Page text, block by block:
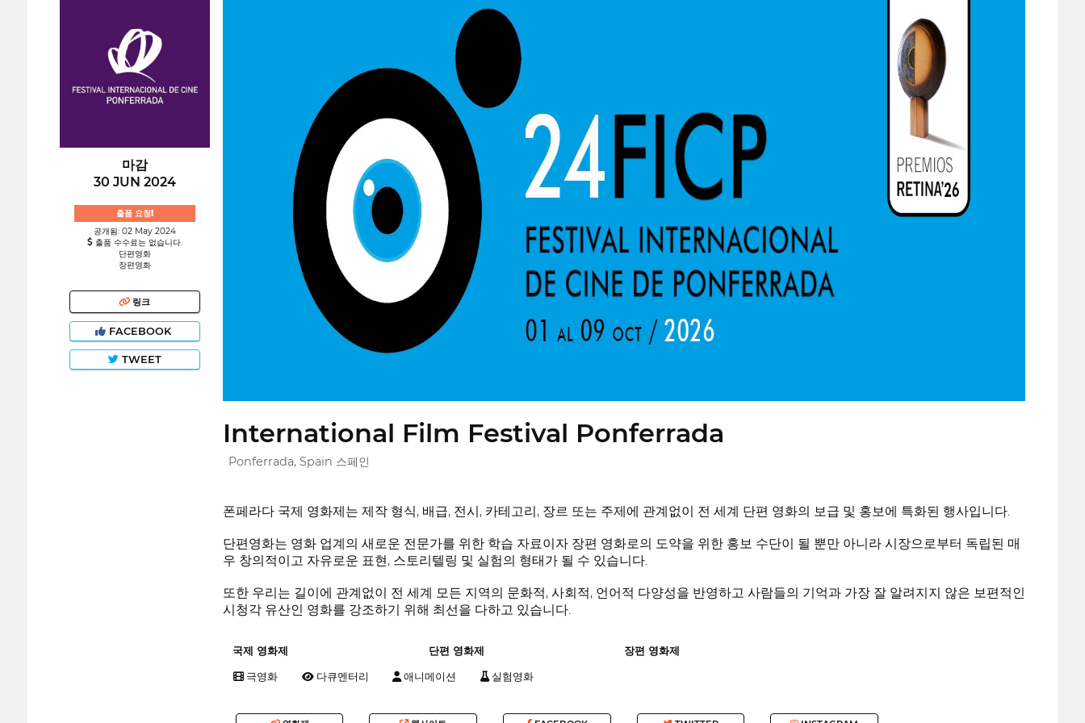
마감
30 JUN 2024
출품 요청!
공개됨: 02 May 2024
출품 수수료는 없습니다.
단편영화
장편영화
링크
FACEBOOK
TWEET
International Film Festival Ponferrada
Ponferrada, Spain 스페인
폰페라다 국제 영화제는 제작 형식, 배급, 전시, 카테고리, 장르 또는 주제에 관계없이 전 세계 단편 영화의 보급 및 홍보에 특화된 행사입니다.
단편영화는 영화 업계의 새로운 전문가를 위한 학습 자료이자 장편 영화로의 도약을 위한 홍보 수단이 될 뿐만 아니라 시장으로부터 독립된 매
우 창의적이고 자유로운 표현, 스토리텔링 및 실험의 형태가 될 수 있습니다.
또한 우리는 길이에 관계없이 전 세계 모든 지역의 문화적, 사회적, 언어적 다양성을 반영하고 사람들의 기억과 가장 잘 알려지지 않은 보편적인
시청각 유산인 영화를 강조하기 위해 최선을 다하고 있습니다.
국제 영화제 단편 영화제 장편 영화제
극영화 다큐멘터리 애니메이션 실험영화